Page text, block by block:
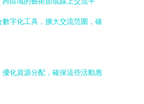
字化工具，擴大交流范圍，確
化資源分配，確保這些活動惠